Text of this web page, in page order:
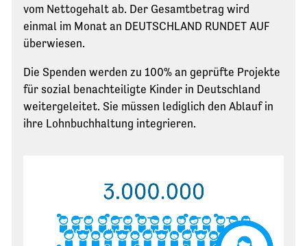
vom Nettogehalt ab. Der Gesamtbetrag wird
einmal im Monat an DEUTSCHLAND RUNDET AUF
überwiesen.
Die Spenden werden zu 100% an geprüfte Projekte
für sozial benachteiligte Kinder in Deutschland
weitergeleitet. Sie müssen lediglich den Ablauf in
ihre Lohnbuchhaltung integrieren.